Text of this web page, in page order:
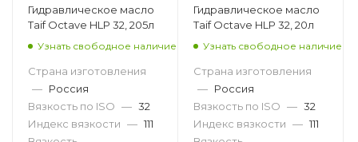
Гидравлическое масло
Taif Octave HLP 32, 205л
Узнать свободное наличие
Страна изготовления
— Россия
Вязкость по ISO — 32
Индекс вязкости — 111
Гидравлическое масло
Taif Octave HLP 32, 20л
Узнать свободное наличие
Страна изготовления
— Россия
Вязкость по ISO — 32
Индекс вязкости — 111